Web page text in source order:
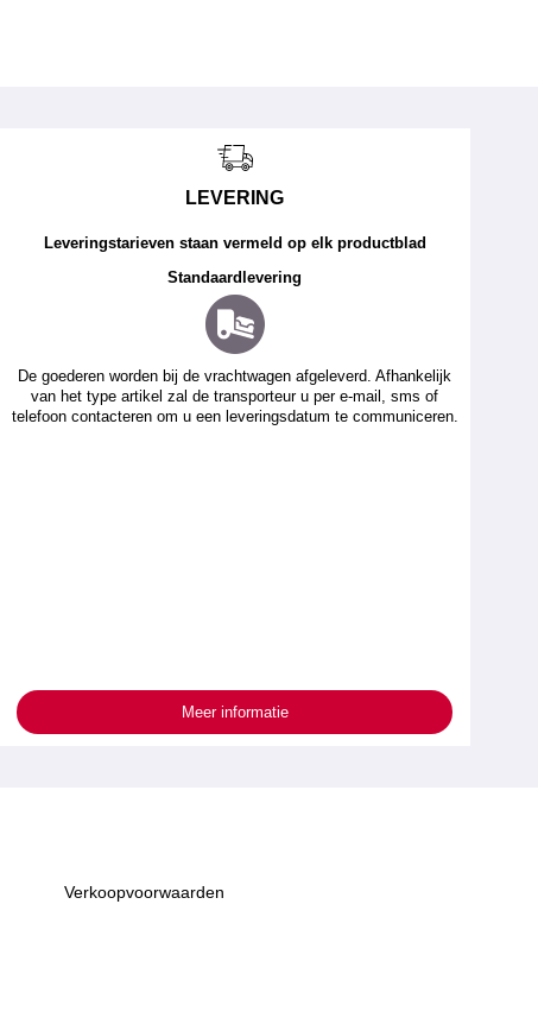
LEVERING
Leveringstarieven staan vermeld op elk productblad
Standaardlevering
De goederen worden bij de vrachtwagen afgeleverd. Afhankelijk
van het type artikel zal de transporteur u per e-mail, sms of
telefoon contacteren om u een leveringsdatum te communiceren.
Meer informatie
Verkoopvoorwaarden